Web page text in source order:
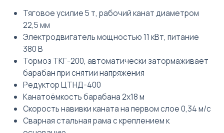
Тяговое усилие 5 т, рабочий канат диаметром
22,5 мм
Электродвигатель мощностью 11 кВт, питание
380 В
Тормоз ТКГ-200, автоматически затормаживает
барабан при снятии напряжения
Редуктор ЦТНД-400
Канатоёмкость барабана 2х18 м
Скорость навивки каната на первом слое 0,34 м/с
Сварная стальная рама с креплением к